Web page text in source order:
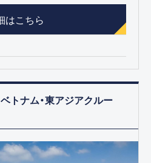
はこちら
トナム・東アジアクルー